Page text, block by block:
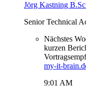
Jörg Kastning
Senior Technical
Nächstes
kurzen
my-it-
9:01 AM